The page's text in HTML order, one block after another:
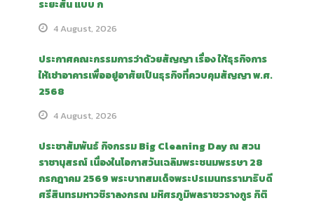
ระยะสั้น แบบ ก
4 August, 2026
ประกาศคณะกรรมการว่าด้วยสัญญา เรื่อง ให้ธุรกิจการ
ให้เช่าอาคารเพื่ออยู่อาศัยเป็นธุรกิจที่ควบคุมสัญญา พ.ศ.
2568
4 August, 2026
ประชาสัมพันธ์ กิจกรรม Big Cleaning Day ณ สวน
ราชานุสรณ์ เนื่องในโอกาสวันเฉลิมพระชนมพรรษา 28
กรกฎาคม 2569 พระบาทสมเด็จพระปรเมนทรรามาธิบดี
ศรีสินทรมหาวชิราลงกรณ มหิศรภูมิพลราชวรางกูร กิติ